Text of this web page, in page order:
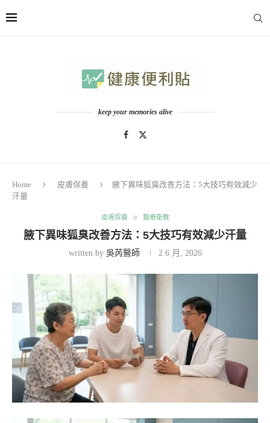
keep your memories alive
Home 皮膚保養
腋下異味狐臭改善方法：5大技巧有效減少
汗量
皮膚保養 醫療衛教
腋下異味狐臭改善方法：5大技巧有效減少汗量
written by 吳芮醫師 2 6 月, 2026